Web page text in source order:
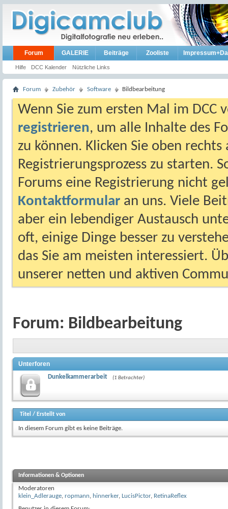
Forum
Hilfe DCC Kalender Nützliche Links
GALERIE Beiträge Zooliste
Forum Zubehör Software Bildbearbeitung
Wenn Sie zum ersten Mal im DCC
registrieren, um alle Inhalte des
zu können. Klicken Sie oben
Registrierungsprozess zu starten.
Forums eine Registrierung nicht
Kontaktformular an uns. Viele
aber ein lebendiger Austausch
oft, einige Dinge besser zu
das Sie am meisten interessiert.
unserer netten und aktiven
Forum: Bildbearbeitung
Unterforen
Dunkelkammerarbeit (1 Betrachter)
Titel / Erstellt von
In diesem Forum gibt es keine Beiträge.
Informationen & Optionen
Moderatoren
klein_Adlerauge, ropmann, hinnerker, LucisPictor, RetinaReflex